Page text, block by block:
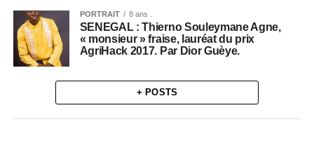
PORTRAIT 8 ans .
SENEGAL : Thierno Souleymane Agne,
« monsieur » fraise, lauréat du prix
AgriHack 2017. Par Dior Guèye.
+ POSTS